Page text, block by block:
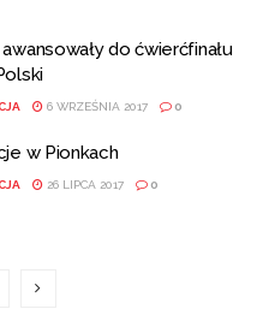
do ćwierćfinału
6 WRZEŚNIA 2017 0
w Pionkach
26 LIPCA 2017 0